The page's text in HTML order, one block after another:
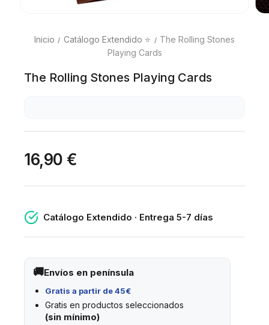
Inicio Catálogo Extendido ⭐
The Rolling Stones
Playing Cards
The Rolling Stones Playing Cards
16,90 €
Catálogo Extendido · Entrega 5-7 días
Envíos en península
Gratis a partir de 45€
Gratis en productos seleccionados
(sin mínimo)